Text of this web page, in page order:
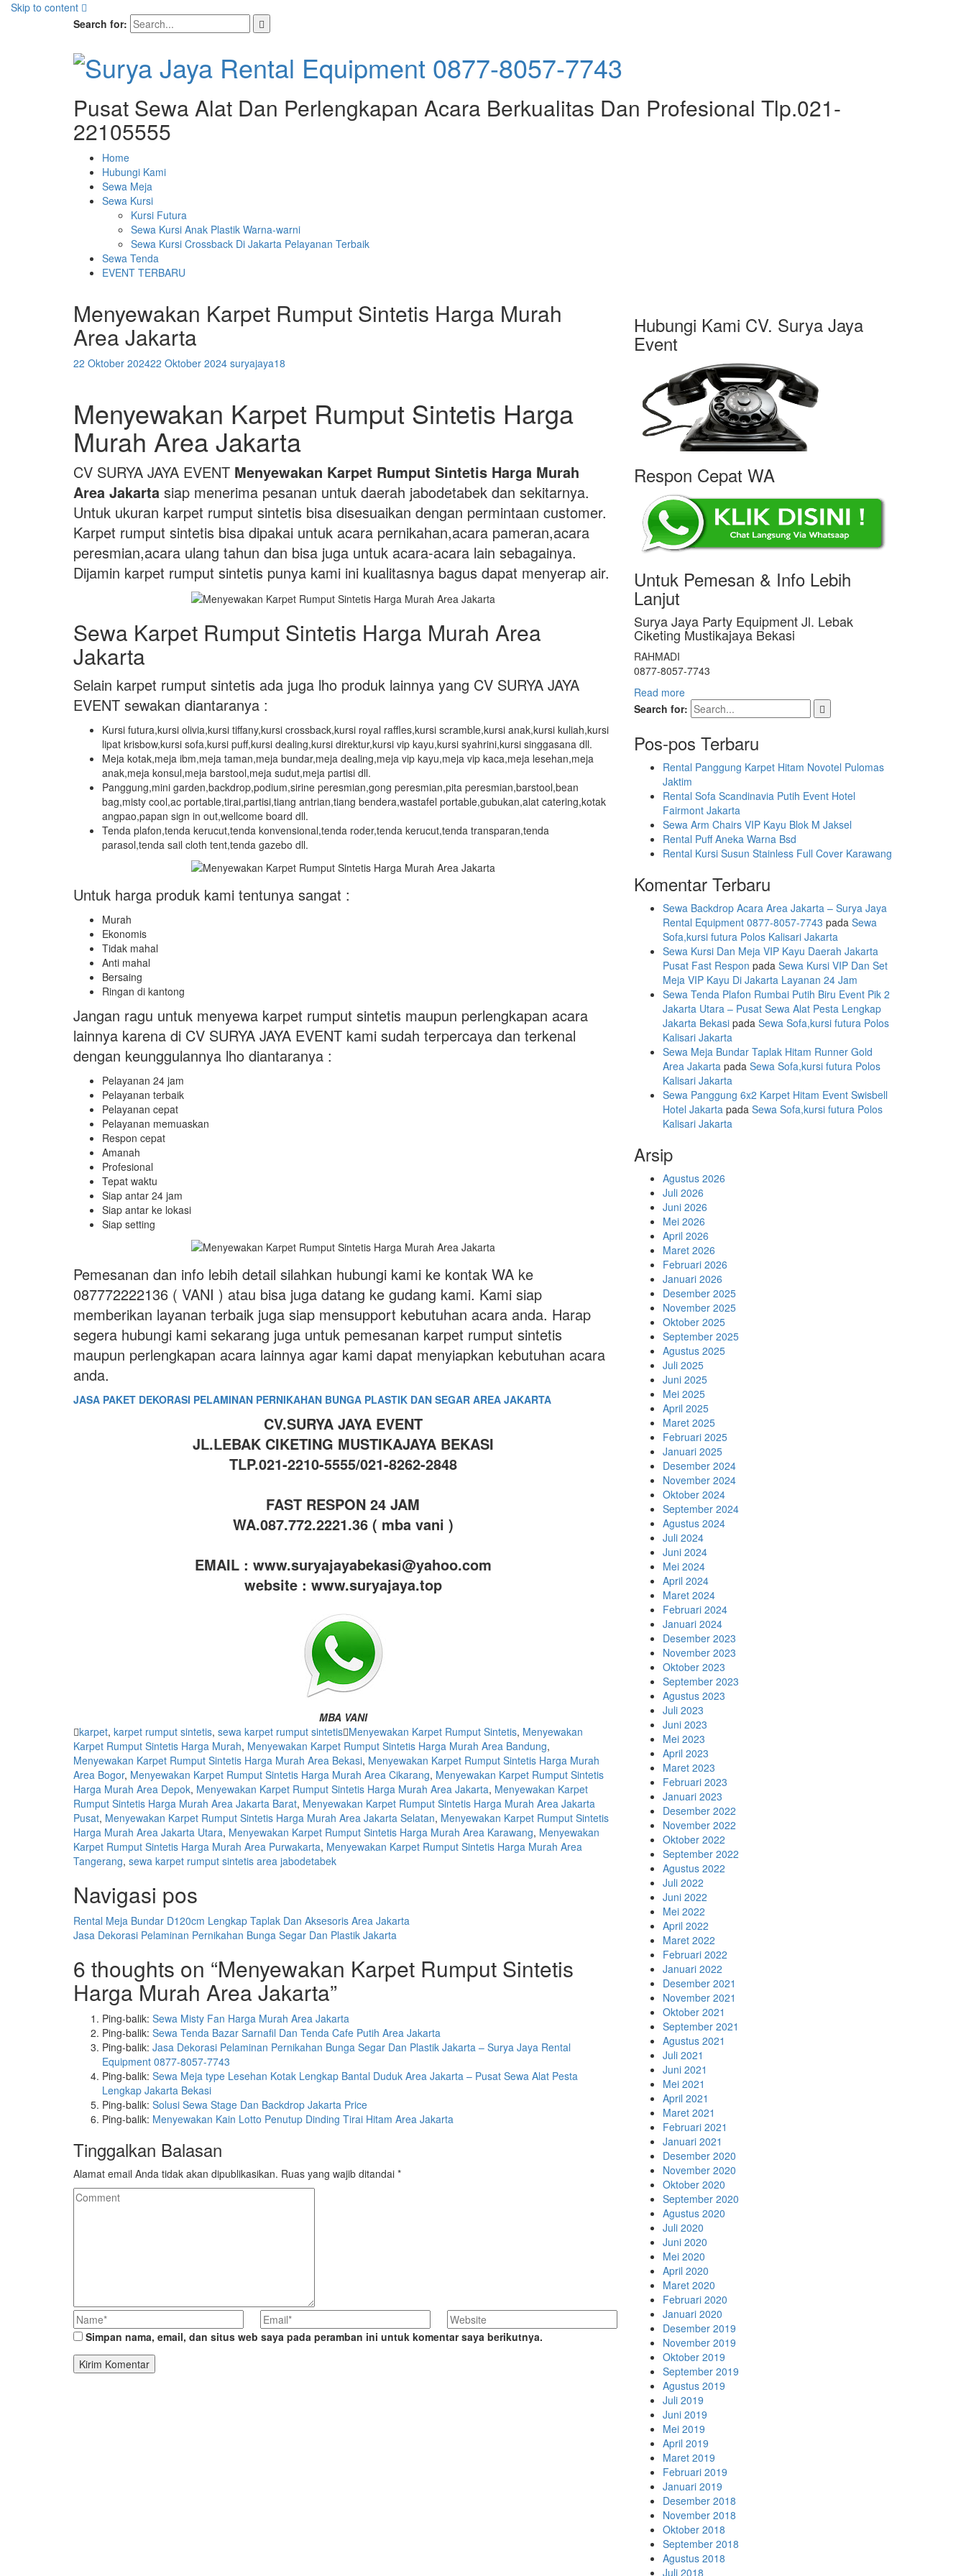
Skip to content
Search for:
Pusat Sewa Alat Dan Perlengkapan Acara Berkualitas Dan Profesional Tlp.021-
22105555
Home
Hubungi Kami
Sewa Meja
Sewa Kursi
Kursi Futura
Sewa Kursi Anak Plastik Warna-warni
Sewa Kursi Crossback Di Jakarta Pelayanan Terbaik
Sewa Tenda
EVENT TERBARU
Menyewakan Karpet Rumput Sintetis Harga Murah
Area Jakarta
22 Oktober 202422 Oktober 2024 suryajaya18
Menyewakan Karpet Rumput Sintetis Harga
Murah Area Jakarta
CV SURYA JAYA EVENT Menyewakan Karpet Rumput Sintetis Harga Murah
Area Jakarta siap menerima pesanan untuk daerah jabodetabek dan sekitarnya.
Untuk ukuran karpet rumput sintetis bisa disesuaikan dengan permintaan customer.
Karpet rumput sintetis bisa dipakai untuk acara pernikahan,acara pameran,acara
peresmian,acara ulang tahun dan bisa juga untuk acara-acara lain sebagainya.
Dijamin karpet rumput sintetis punya kami ini kualitasnya bagus dapat menyerap air.
Sewa Karpet Rumput Sintetis Harga Murah Area
Jakarta
Selain karpet rumput sintetis ada juga lho produk lainnya yang CV SURYA JAYA
EVENT sewakan diantaranya :
Kursi futura,kursi olivia,kursi tiffany,kursi crossback,kursi royal raffles,kursi scramble,kursi anak,kursi kuliah,kursi
lipat krisbow,kursi sofa,kursi puff,kursi dealing,kursi direktur,kursi vip kayu,kursi syahrini,kursi singgasana dll.
Meja kotak,meja ibm,meja taman,meja bundar,meja dealing,meja vip kayu,meja vip kaca,meja lesehan,meja
anak,meja konsul,meja barstool,meja sudut,meja partisi dll.
Panggung,mini garden,backdrop,podium,sirine peresmian,gong peresmian,pita peresmian,barstool,bean
bag,misty cool,ac portable,tirai,partisi,tiang antrian,tiang bendera,wastafel portable,gubukan,alat catering,kotak
angpao,papan sign in out,wellcome board dll.
Tenda plafon,tenda kerucut,tenda konvensional,tenda roder,tenda kerucut,tenda transparan,tenda
parasol,tenda sail cloth tent,tenda gazebo dll.
Untuk harga produk kami tentunya sangat :
Murah
Ekonomis
Tidak mahal
Anti mahal
Bersaing
Ringan di kantong
Jangan ragu untuk menyewa karpet rumput sintetis maupun perlengkapan acara
lainnya karena di CV SURYA JAYA EVENT kami sudah terpercaya dan terkenal
dengan keunggulannya lho diantaranya :
Pelayanan 24 jam
Pelayanan terbaik
Pelayanan cepat
Pelayanan memuaskan
Respon cepat
Amanah
Profesional
Tepat waktu
Siap antar 24 jam
Siap antar ke lokasi
Siap setting
Pemesanan dan info lebih detail silahkan hubungi kami ke kontak WA ke
087772222136 ( VANI ) atau bisa juga datang ke gudang kami. Kami siap
memberikan layanan terbaik juga siap mensupport kebutuhan acara anda. Harap
segera hubungi kami sekarang juga untuk pemesanan karpet rumput sintetis
maupun perlengkapan acara lainnya agar kami dapat menyiapkan kebutuhan acara
anda.
JASA PAKET DEKORASI PELAMINAN PERNIKAHAN BUNGA PLASTIK DAN SEGAR AREA JAKARTA
CV.SURYA JAYA EVENT
JL.LEBAK CIKETING MUSTIKAJAYA BEKASI
TLP.021-2210-5555/021-8262-2848
FAST RESPON 24 JAM
WA.087.772.2221.36 ( mba vani )
EMAIL : www.suryajayabekasi@yahoo.com
website : www.suryajaya.top
MBA VANI
karpet, karpet rumput sintetis, sewa karpet rumput sintetis Menyewakan Karpet Rumput Sintetis, Menyewakan
Karpet Rumput Sintetis Harga Murah, Menyewakan Karpet Rumput Sintetis Harga Murah Area Bandung,
Menyewakan Karpet Rumput Sintetis Harga Murah Area Bekasi, Menyewakan Karpet Rumput Sintetis Harga Murah
Area Bogor, Menyewakan Karpet Rumput Sintetis Harga Murah Area Cikarang, Menyewakan Karpet Rumput Sintetis
Harga Murah Area Depok, Menyewakan Karpet Rumput Sintetis Harga Murah Area Jakarta, Menyewakan Karpet
Rumput Sintetis Harga Murah Area Jakarta Barat, Menyewakan Karpet Rumput Sintetis Harga Murah Area Jakarta
Pusat, Menyewakan Karpet Rumput Sintetis Harga Murah Area Jakarta Selatan, Menyewakan Karpet Rumput Sintetis
Harga Murah Area Jakarta Utara, Menyewakan Karpet Rumput Sintetis Harga Murah Area Karawang, Menyewakan
Karpet Rumput Sintetis Harga Murah Area Purwakarta, Menyewakan Karpet Rumput Sintetis Harga Murah Area
Tangerang, sewa karpet rumput sintetis area jabodetabek
Navigasi pos
Rental Meja Bundar D120cm Lengkap Taplak Dan Aksesoris Area Jakarta
Jasa Dekorasi Pelaminan Pernikahan Bunga Segar Dan Plastik Jakarta
6 thoughts on “Menyewakan Karpet Rumput Sintetis
Harga Murah Area Jakarta”
Ping-balik: Sewa Misty Fan Harga Murah Area Jakarta
Ping-balik: Sewa Tenda Bazar Sarnafil Dan Tenda Cafe Putih Area Jakarta
Ping-balik: Jasa Dekorasi Pelaminan Pernikahan Bunga Segar Dan Plastik Jakarta – Surya Jaya Rental
Equipment 0877-8057-7743
Ping-balik: Sewa Meja type Lesehan Kotak Lengkap Bantal Duduk Area Jakarta – Pusat Sewa Alat Pesta
Lengkap Jakarta Bekasi
Ping-balik: Solusi Sewa Stage Dan Backdrop Jakarta Price
Ping-balik: Menyewakan Kain Lotto Penutup Dinding Tirai Hitam Area Jakarta
Tinggalkan Balasan
Alamat email Anda tidak akan dipublikasikan. Ruas yang wajib ditandai *
Simpan nama, email, dan situs web saya pada peramban ini untuk komentar saya berikutnya.
Hubungi Kami CV. Surya Jaya
Event
Respon Cepat WA
Untuk Pemesan & Info Lebih
Lanjut
Surya Jaya Party Equipment Jl. Lebak
Ciketing Mustikajaya Bekasi
RAHMADI
0877-8057-7743
Read more
Search for:
Pos-pos Terbaru
Rental Panggung Karpet Hitam Novotel Pulomas
Jaktim
Rental Sofa Scandinavia Putih Event Hotel
Fairmont Jakarta
Sewa Arm Chairs VIP Kayu Blok M Jaksel
Rental Puff Aneka Warna Bsd
Rental Kursi Susun Stainless Full Cover Karawang
Komentar Terbaru
Sewa Backdrop Acara Area Jakarta – Surya Jaya
Rental Equipment 0877-8057-7743 pada Sewa
Sofa,kursi futura Polos Kalisari Jakarta
Sewa Kursi Dan Meja VIP Kayu Daerah Jakarta
Pusat Fast Respon pada Sewa Kursi VIP Dan Set
Meja VIP Kayu Di Jakarta Layanan 24 Jam
Sewa Tenda Plafon Rumbai Putih Biru Event Pik 2
Jakarta Utara – Pusat Sewa Alat Pesta Lengkap
Jakarta Bekasi pada Sewa Sofa,kursi futura Polos
Kalisari Jakarta
Sewa Meja Bundar Taplak Hitam Runner Gold
Area Jakarta pada Sewa Sofa,kursi futura Polos
Kalisari Jakarta
Sewa Panggung 6x2 Karpet Hitam Event Swisbell
Hotel Jakarta pada Sewa Sofa,kursi futura Polos
Kalisari Jakarta
Arsip
Agustus 2026
Juli 2026
Juni 2026
Mei 2026
April 2026
Maret 2026
Februari 2026
Januari 2026
Desember 2025
November 2025
Oktober 2025
September 2025
Agustus 2025
Juli 2025
Juni 2025
Mei 2025
April 2025
Maret 2025
Februari 2025
Januari 2025
Desember 2024
November 2024
Oktober 2024
September 2024
Agustus 2024
Juli 2024
Juni 2024
Mei 2024
April 2024
Maret 2024
Februari 2024
Januari 2024
Desember 2023
November 2023
Oktober 2023
September 2023
Agustus 2023
Juli 2023
Juni 2023
Mei 2023
April 2023
Maret 2023
Februari 2023
Januari 2023
Desember 2022
November 2022
Oktober 2022
September 2022
Agustus 2022
Juli 2022
Juni 2022
Mei 2022
April 2022
Maret 2022
Februari 2022
Januari 2022
Desember 2021
November 2021
Oktober 2021
September 2021
Agustus 2021
Juli 2021
Juni 2021
Mei 2021
April 2021
Maret 2021
Februari 2021
Januari 2021
Desember 2020
November 2020
Oktober 2020
September 2020
Agustus 2020
Juli 2020
Juni 2020
Mei 2020
April 2020
Maret 2020
Februari 2020
Januari 2020
Desember 2019
November 2019
Oktober 2019
September 2019
Agustus 2019
Juli 2019
Juni 2019
Mei 2019
April 2019
Maret 2019
Februari 2019
Januari 2019
Desember 2018
November 2018
Oktober 2018
September 2018
Agustus 2018
Juli 2018